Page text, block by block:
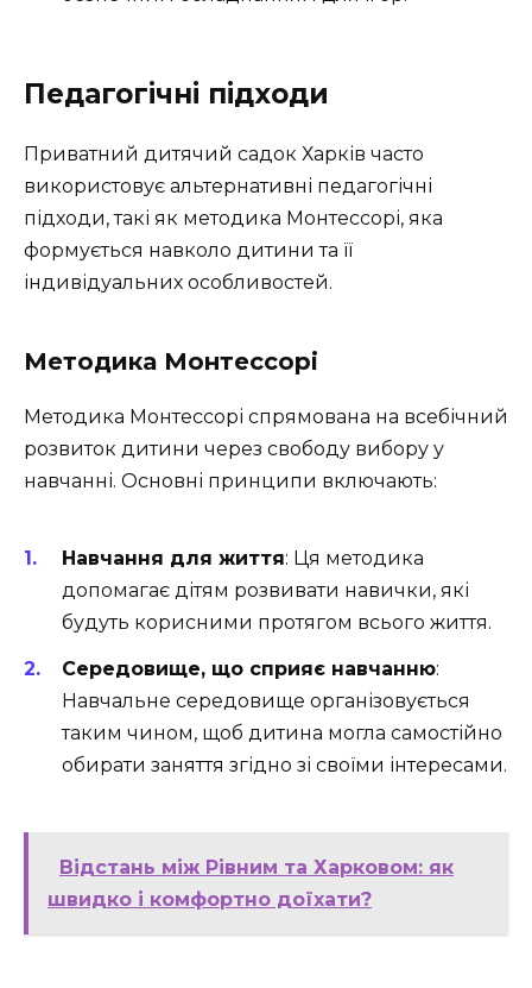
Педагогічні підходи
Приватний дитячий садок Харків часто
використовує альтернативні педагогічні
підходи, такі як методика Монтессорі, яка
формується навколо дитини та її
індивідуальних особливостей.
Методика Монтессорі
Методика Монтессорі спрямована на всебічний
розвиток дитини через свободу вибору у
навчанні. Основні принципи включають:
Навчання для життя: Ця методика
допомагає дітям розвивати навички, які
будуть корисними протягом всього життя.
Середовище, що сприяє навчанню:
Навчальне середовище організовується
таким чином, щоб дитина могла самостійно
обирати заняття згідно зі своїми інтересами.
Відстань між Рівним та Харковом: як
швидко і комфортно доїхати?